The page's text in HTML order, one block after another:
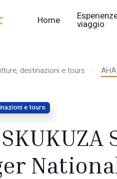
Home viaggio
destinazioni e tours
e tours